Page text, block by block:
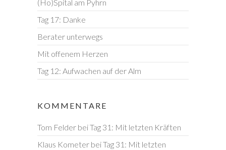
(Ho)Spital am Pyhrn
Tag 17: Danke
Berater unterwegs
Mit offenem Herzen
Tag 12: Aufwachen auf der Alm
KOMMENTARE
Tom Felder beiTag 31: Mit letzten Kräften
Klaus Kometer beiTag 31: Mit letzten